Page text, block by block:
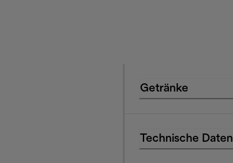
Getränke
Technische Daten